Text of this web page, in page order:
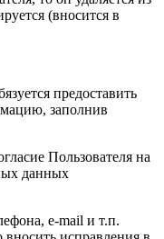
(вносится в
предоставить
заполнив
Пользователя на
данных
e-mail и т.п.